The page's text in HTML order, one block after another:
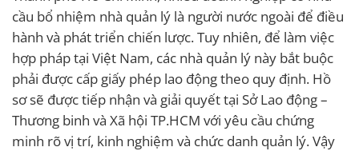
cầu bổ nhiệm nhà quản lý là người nước ngoài để điều
hành và phát triển chiến lược. Tuy nhiên, để làm việc
hợp pháp tại Việt Nam, các nhà quản lý này bắt buộc
phải được cấp giấy phép lao động theo quy định. Hồ
sơ sẽ được tiếp nhận và giải quyết tại Sở Lao động –
Thương binh và Xã hội TP.HCM với yêu cầu chứng
minh rõ vị trí, kinh nghiệm và chức danh quản lý. Vậy